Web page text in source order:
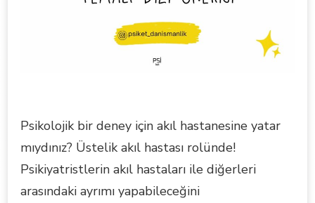
Psikolojik bir deney için akıl hastanesine yatar
mıydınız? Üstelik akıl hastası rolünde!
Psikiyatristlerin akıl hastaları ile diğerleri
arasındaki ayrımı yapabileceğini